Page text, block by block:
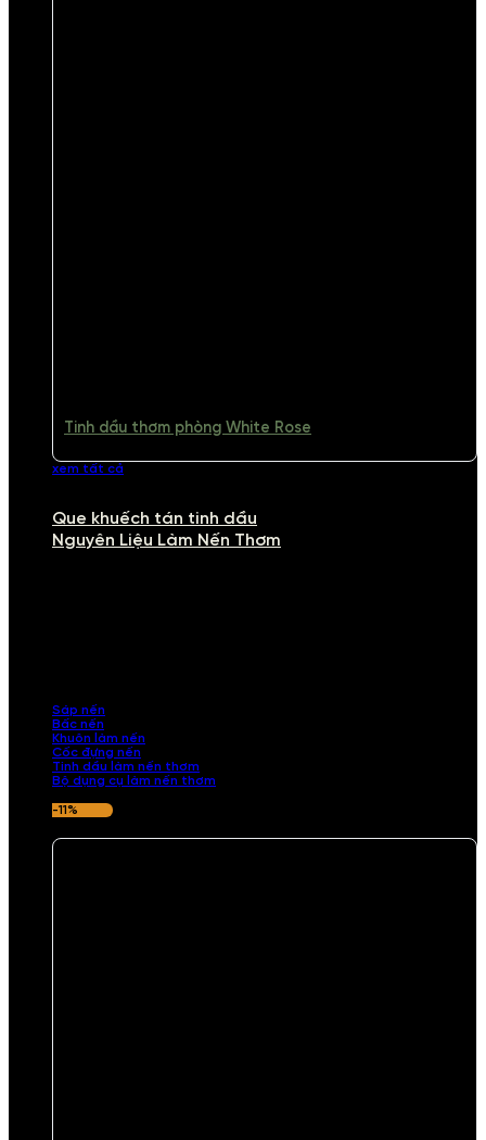
Tinh dầu thơm phòng White Rose
xem tất cả
Que khuếch tán tinh dầu
Nguyên Liệu Làm Nến Thơm
Sáp nến
Bấc nến
Khuôn làm nến
Cốc đựng nến
Tinh dầu làm nến thơm
Bộ dụng cụ làm nến thơm
-11%